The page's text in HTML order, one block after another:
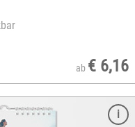
ab € 6,16